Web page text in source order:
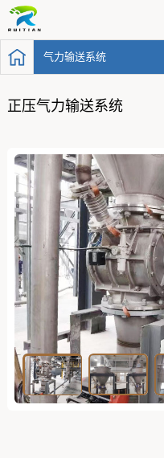
气力输送系统
正压气力输送系统